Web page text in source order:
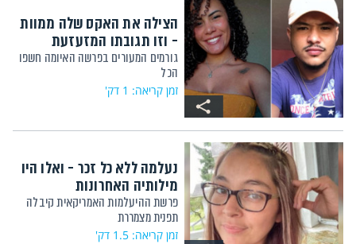
הצילה את האקס שלה ממוות
- וזו תגובתו המזעזעת
גורמים המעורים בפרשה האיומה חשפו
הכל
זמן קריאה: 1 דק'
נעלמה ללא כל זכר - ואלו היו
מילותיה האחרונות
פרשת ההיעלמות האמריקאית קיבלה
תפנית מצמררת
זמן קריאה: 1.5 דק'